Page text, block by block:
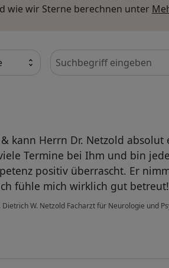
wie wir Sterne berechnen unter
Bewertungen
kann Herrn Dr. Netzold absolut
Termine bei Ihm und bin
positiv überrascht. Er
fühle mich wirklich gut betreut!
Dietrich W. Netzold Facharzt für Neurologie und